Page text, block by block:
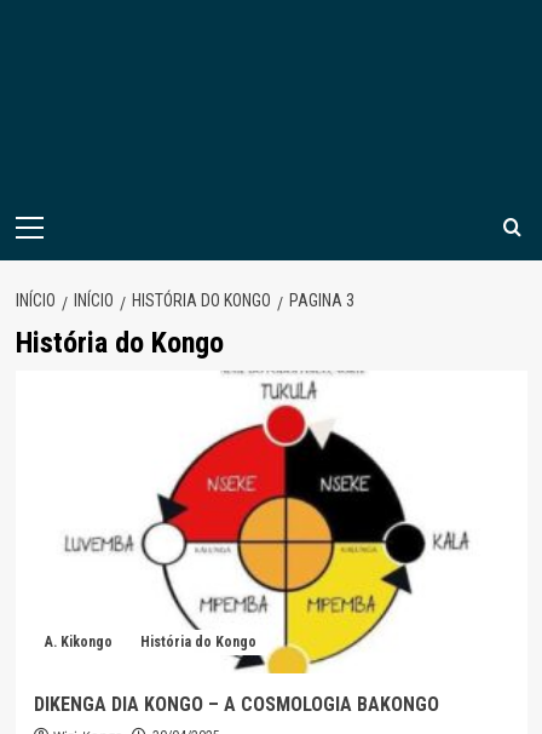
Menu
INÍCIO INÍCIO HISTÓRIA DO KONGO PAGINA 3
História do Kongo
A. Kikongo História do Kongo
DIKENGA DIA KONGO – A COSMOLOGIA BAKONGO